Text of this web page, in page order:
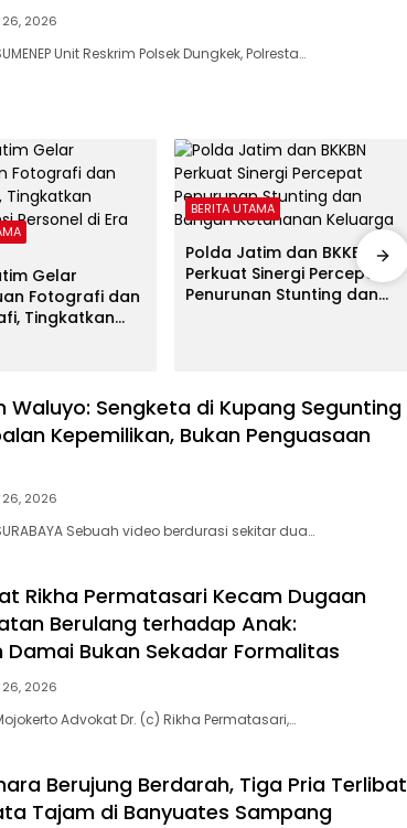
26, 2026
Unit Reskrim Polsek Dungkek, Polresta…
Gelar
Fotografi dan
Tingkatkan
BERITA UTAMA
Polda Jatim dan BKKBN
Perkuat Sinergi Percepat
Penurunan Stunting dan
Waluyo: Sengketa di Kupang Segunting
Kepemilikan, Bukan Penguasaan
26, 2026
Sebuah video berdurasi sekitar dua…
Rikha Permatasari Kecam Dugaan
Berulang terhadap Anak:
Bukan Sekadar Formalitas
26, 2026
Advokat Dr. (c) Rikha Permatasari,…
Berujung Berdarah, Tiga Pria Terlibat
Tajam di Banyuates Sampang